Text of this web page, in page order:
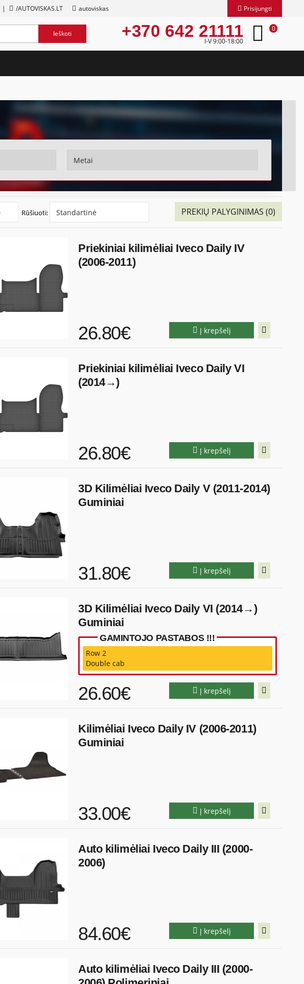
| /AUTOVISKAS.LT autoviskas Prisijungti
Ieškoti +370 642 21111
I-V 9:00-18:00
0
PREKIŲ PALYGINIMAS (0)
Rūšiuoti:
Priekiniai kilimėliai Iveco Daily IV
(2006-2011)
26.80€ Į krepšelį
Priekiniai kilimėliai Iveco Daily VI
(2014→)
26.80€ Į krepšelį
3D Kilimėliai Iveco Daily V (2011-2014)
Guminiai
31.80€ Į krepšelį
3D Kilimėliai Iveco Daily VI (2014→)
Guminiai
GAMINTOJO PASTABOS !!!
Row 2
Double cab
26.60€ Į krepšelį
Kilimėliai Iveco Daily IV (2006-2011)
Guminiai
33.00€ Į krepšelį
Auto kilimėliai Iveco Daily III (2000-
2006)
84.60€ Į krepšelį
Auto kilimėliai Iveco Daily III (2000-